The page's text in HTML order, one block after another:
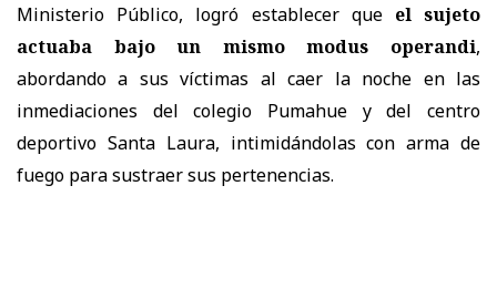
Ministerio Público, logró establecer queel sujeto
actuaba bajo un mismo modus operandi,
abordando a sus víctimas al caer la noche en las
inmediaciones del colegio Pumahue y del centro
deportivo Santa Laura, intimidándolas con arma de
fuego para sustraer sus pertenencias.